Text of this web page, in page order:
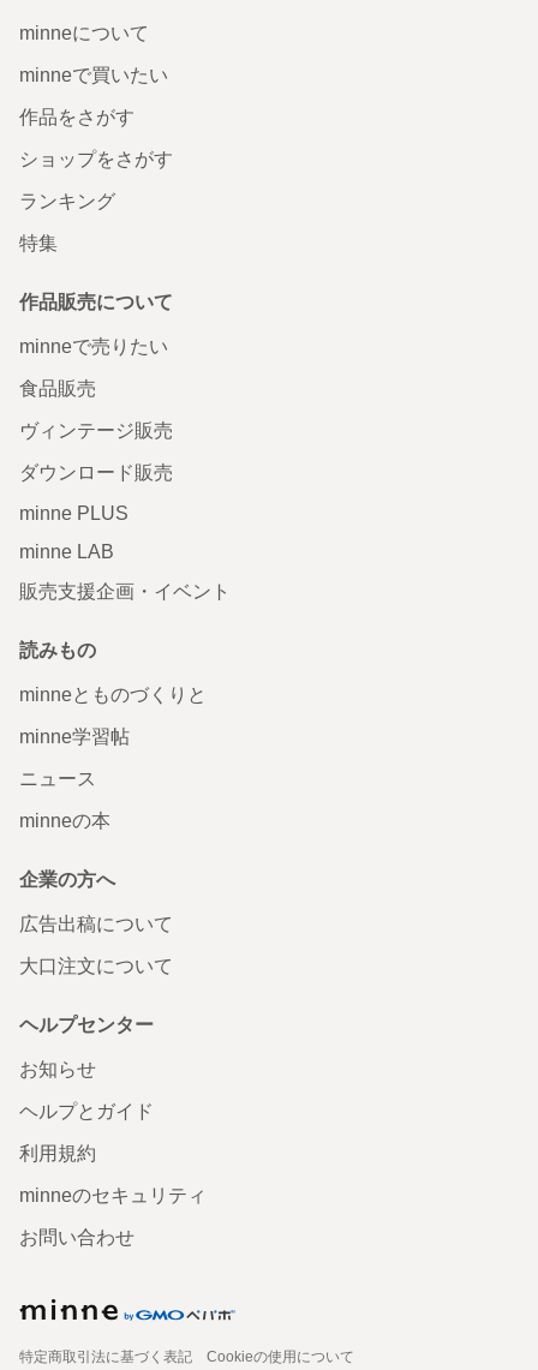
minneについて
minneで買いたい
作品をさがす
ショップをさがす
ランキング
特集
作品販売について
minneで売りたい
食品販売
ヴィンテージ販売
ダウンロード販売
minne PLUS
minne LAB
販売支援企画・イベント
読みもの
minneとものづくりと
minne学習帖
ニュース
minneの本
企業の方へ
広告出稿について
大口注文について
ヘルプセンター
お知らせ
ヘルプとガイド
利用規約
minneのセキュリティ
お問い合わせ
特定商取引法に基づく表記
Cookieの使用について